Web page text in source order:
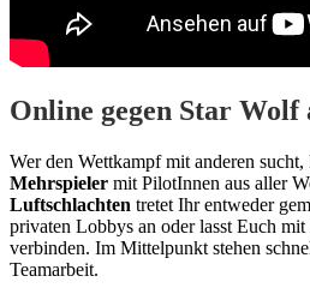
Online gegen Star Wolf
Wer den Wettkampf mit anderen
Mehrspieler mit PilotInnen aus aller
Luftschlachten tretet Ihr entweder
privaten Lobbys an oder lasst Euch
verbinden. Im Mittelpunkt stehen
Teamarbeit.